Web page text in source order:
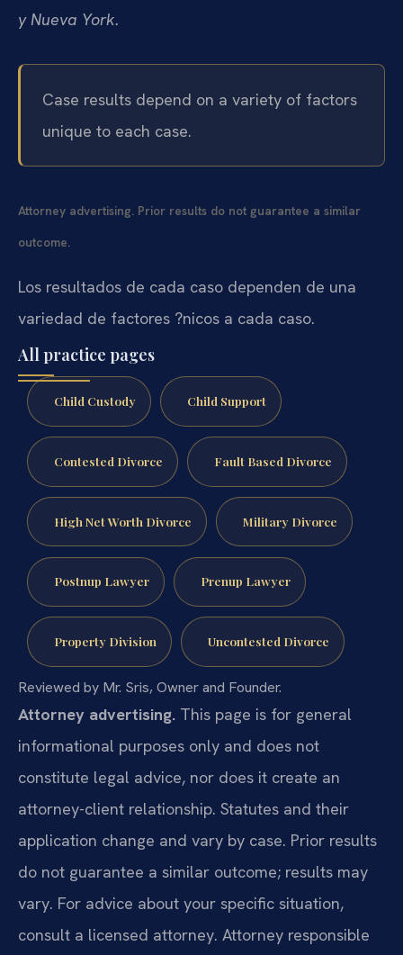
y Nueva York.
Case results depend on a variety of factors
unique to each case.
Attorney advertising. Prior results do not guarantee a similar
outcome.
Los resultados de cada caso dependen de una
variedad de factores ?nicos a cada caso.
All practice pages
Child Custody Child Support
Contested Divorce Fault Based Divorce
High Net Worth Divorce Military Divorce
Postnup Lawyer Prenup Lawyer
Property Division Uncontested Divorce
Reviewed by Mr. Sris, Owner and Founder.
Attorney advertising. This page is for general
informational purposes only and does not
constitute legal advice, nor does it create an
attorney-client relationship. Statutes and their
application change and vary by case. Prior results
do not guarantee a similar outcome; results may
vary. For advice about your specific situation,
consult a licensed attorney. Attorney responsible